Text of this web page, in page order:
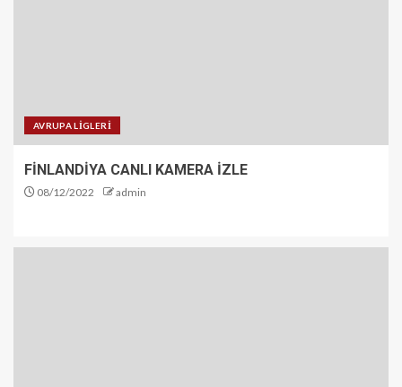
AVRUPA LİGLERİ
FİNLANDİYA CANLI KAMERA İZLE
08/12/2022 admin